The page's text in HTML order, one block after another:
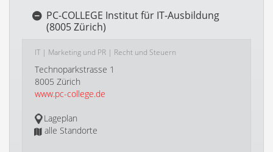
PC-COLLEGE Institut für IT-Ausbildung
(8005 Zürich)
IT | Marketing und PR | Recht und Steuern
Technoparkstrasse 1
8005 Zürich
www.pc-college.de
Lageplan
alle Standorte